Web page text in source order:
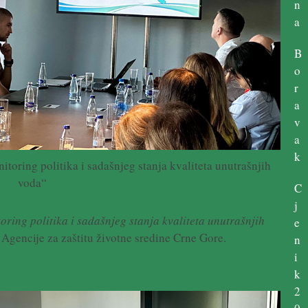
politika i sadašnjeg stanja kvaliteta unutrašnjih
voda“
politika i sadašnjeg stanja kvaliteta unutrašnjih
za zaštitu životne sredine Crne Gore.
n
a
B
o
r
a
v
a
k
C
j
e
n
i
k
2